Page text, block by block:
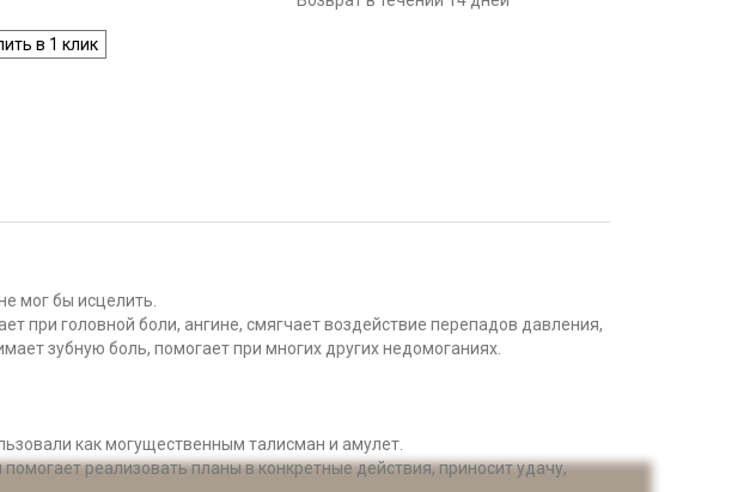
в 1 клик
мог бы исцелить.
при головной боли, ангине, смягчает воздействие перепадов давления,
зубную боль, помогает при многих других недомоганиях.
как могущественным талисман и амулет.
реализовать планы в конкретные действия, приносит удачу,